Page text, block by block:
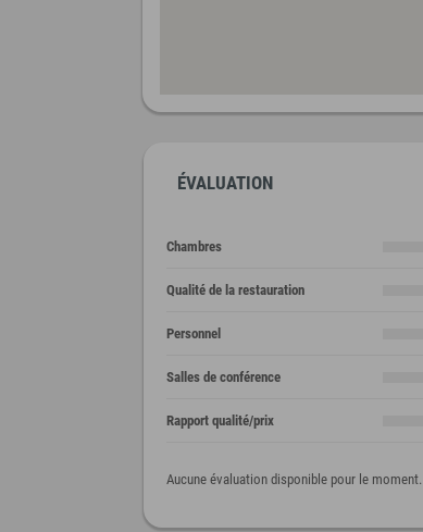
ÉVALUATION
Chambres
Qualité de la restauration
Personnel
Salles de conférence
Rapport qualité/prix
Aucune évaluation disponible pour le moment.